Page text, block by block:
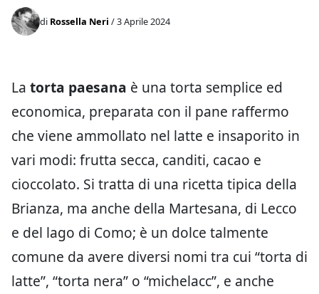
di Rossella Neri / 3 Aprile 2024
La torta paesana è una torta semplice ed
economica, preparata con il pane raffermo
che viene ammollato nel latte e insaporito in
vari modi: frutta secca, canditi, cacao e
cioccolato. Si tratta di una ricetta tipica della
Brianza, ma anche della Martesana, di Lecco
e del lago di Como; è un dolce talmente
comune da avere diversi nomi tra cui “torta di
latte”, “torta nera” o “michelacc”, e anche